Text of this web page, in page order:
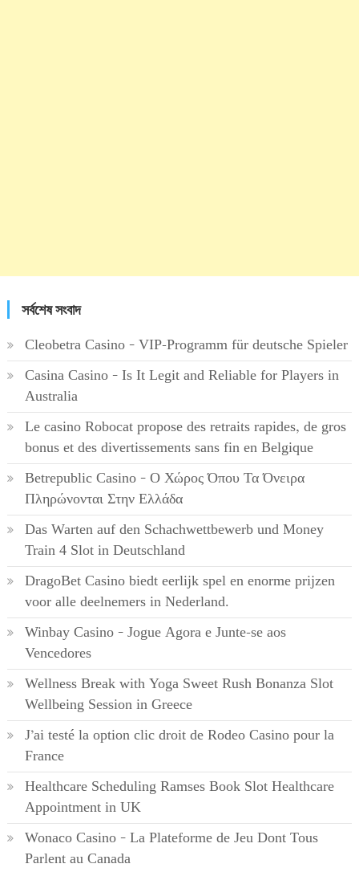
সর্বশেষ সংবাদ
Cleobetra Casino – VIP-Programm für deutsche Spieler
Casina Casino – Is It Legit and Reliable for Players in
Australia
Le casino Robocat propose des retraits rapides, de gros
bonus et des divertissements sans fin en Belgique
Betrepublic Casino – Ο Χώρος Όπου Τα Όνειρα
Πληρώνονται Στην Ελλάδα
Das Warten auf den Schachwettbewerb und Money
Train 4 Slot in Deutschland
DragoBet Casino biedt eerlijk spel en enorme prijzen
voor alle deelnemers in Nederland.
Winbay Casino – Jogue Agora e Junte-se aos
Vencedores
Wellness Break with Yoga Sweet Rush Bonanza Slot
Wellbeing Session in Greece
J’ai testé la option clic droit de Rodeo Casino pour la
France
Healthcare Scheduling Ramses Book Slot Healthcare
Appointment in UK
Wonaco Casino – La Plateforme de Jeu Dont Tous
Parlent au Canada